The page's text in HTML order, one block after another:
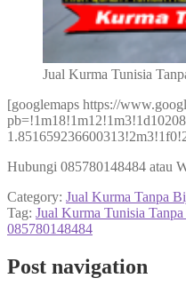
Jual Kurma Tunisia
[googlemaps https://
Hubungi 085780148484 atau
Category: Jual Kurma Tanpa
Tag: Jual Kurma Tunisia
085780148484
Post navigation